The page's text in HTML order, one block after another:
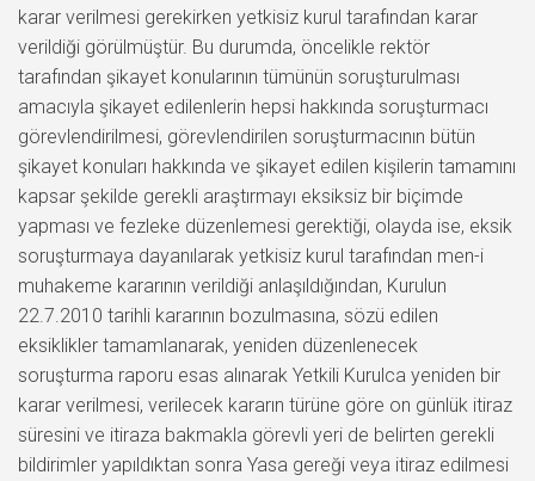
karar verilmesi gerekirken yetkisiz kurul tarafından karar
verildiği görülmüştür. Bu durumda, öncelikle rektör
tarafından şikayet konularının tümünün soruşturulması
amacıyla şikayet edilenlerin hepsi hakkında soruşturmacı
görevlendirilmesi, görevlendirilen soruşturmacının bütün
şikayet konuları hakkında ve şikayet edilen kişilerin tamamını
kapsar şekilde gerekli araştırmayı eksiksiz bir biçimde
yapması ve fezleke düzenlemesi gerektiği, olayda ise, eksik
soruşturmaya dayanılarak yetkisiz kurul tarafından men-i
muhakeme kararının verildiği anlaşıldığından, Kurulun
22.7.2010 tarihli kararının bozulmasına, sözü edilen
eksiklikler tamamlanarak, yeniden düzenlenecek
soruşturma raporu esas alınarak Yetkili Kurulca yeniden bir
karar verilmesi, verilecek kararın türüne göre on günlük itiraz
süresini ve itiraza bakmakla görevli yeri de belirten gerekli
bildirimler yapıldıktan sonra Yasa gereği veya itiraz edilmesi